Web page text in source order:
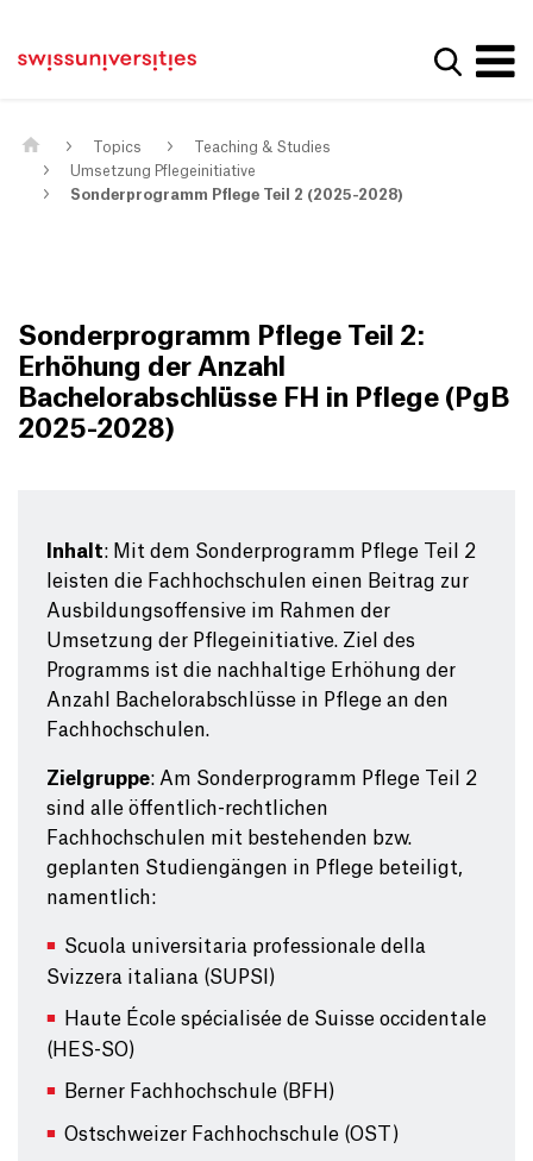
Main Navigation
Content
Meta Navigation
Show
Topics
Teaching & Studies
Umsetzung Pflegeinitiative
Sonderprogramm Pflege Teil 2 (2025-2028)
Sonderprogramm Pflege Teil 2:
Erhöhung der Anzahl
Bachelorabschlüsse FH in Pflege (PgB
2025-2028)
Inhalt: Mit dem Sonderprogramm Pflege Teil 2
leisten die Fachhochschulen einen Beitrag zur
Ausbildungsoffensive im Rahmen der
Umsetzung der Pflegeinitiative. Ziel des
Programms ist die nachhaltige Erhöhung der
Anzahl Bachelorabschlüsse in Pflege an den
Fachhochschulen.
Zielgruppe: Am Sonderprogramm Pflege Teil 2
sind alle öffentlich-rechtlichen
Fachhochschulen mit bestehenden bzw.
geplanten Studiengängen in Pflege beteiligt,
namentlich:
Scuola universitaria professionale della
Svizzera italiana (SUPSI)
Haute École spécialisée de Suisse occidentale
(HES-SO)
Berner Fachhochschule (BFH)
Ostschweizer Fachhochschule (OST)